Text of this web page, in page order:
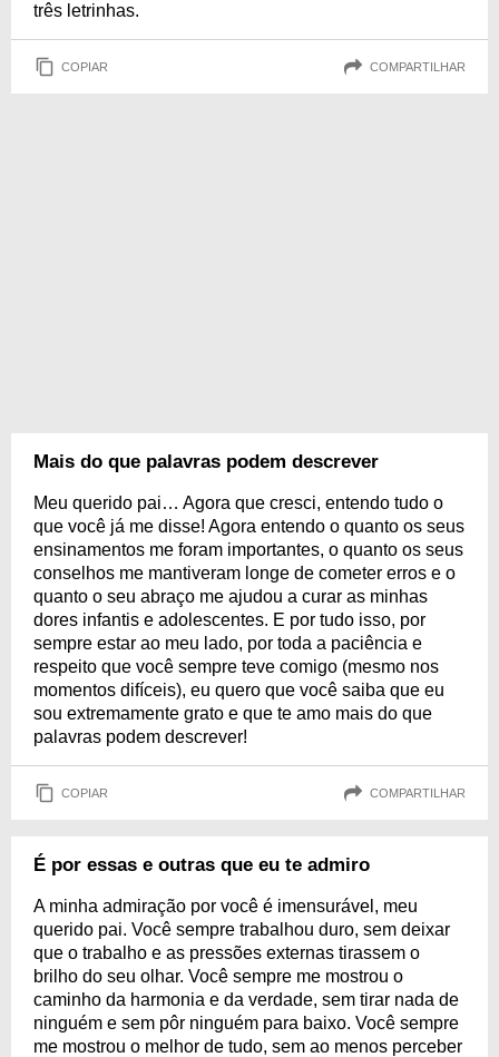
três letrinhas.
COPIAR COMPARTILHAR
Mais do que palavras podem descrever
Meu querido pai… Agora que cresci, entendo tudo o
que você já me disse! Agora entendo o quanto os seus
ensinamentos me foram importantes, o quanto os seus
conselhos me mantiveram longe de cometer erros e o
quanto o seu abraço me ajudou a curar as minhas
dores infantis e adolescentes. E por tudo isso, por
sempre estar ao meu lado, por toda a paciência e
respeito que você sempre teve comigo (mesmo nos
momentos difíceis), eu quero que você saiba que eu
sou extremamente grato e que te amo mais do que
palavras podem descrever!
COPIAR COMPARTILHAR
É por essas e outras que eu te admiro
A minha admiração por você é imensurável, meu
querido pai. Você sempre trabalhou duro, sem deixar
que o trabalho e as pressões externas tirassem o
brilho do seu olhar. Você sempre me mostrou o
caminho da harmonia e da verdade, sem tirar nada de
ninguém e sem pôr ninguém para baixo. Você sempre
me mostrou o melhor de tudo, sem ao menos perceber